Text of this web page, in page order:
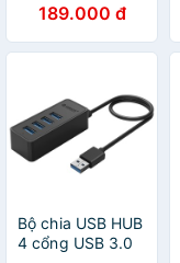
189.000 đ
Bộ chia USB HUB
4 cổng USB 3.0